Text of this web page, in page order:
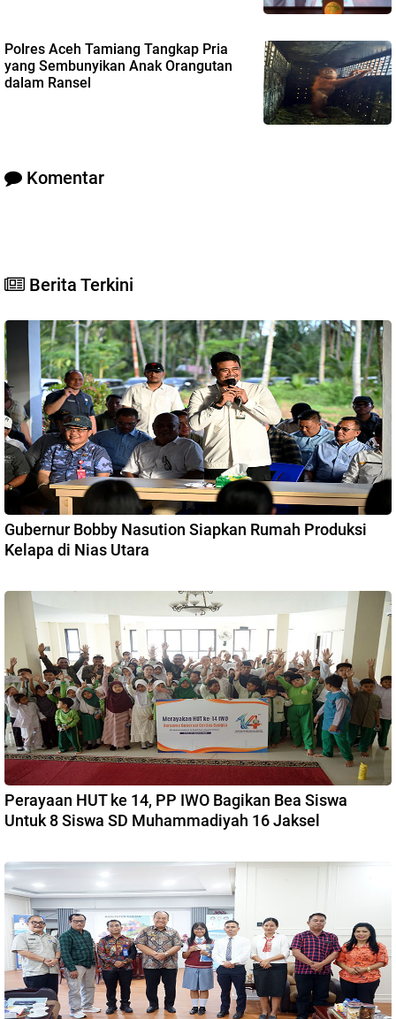
Polres Aceh Tamiang Tangkap Pria
yang Sembunyikan Anak Orangutan
dalam Ransel
Komentar
Berita Terkini
Gubernur Bobby Nasution Siapkan Rumah Produksi
Kelapa di Nias Utara
Perayaan HUT ke 14, PP IWO Bagikan Bea Siswa
Untuk 8 Siswa SD Muhammadiyah 16 Jaksel